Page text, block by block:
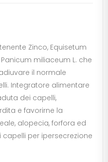
Zinco, Equisetum
miliaceum L. che
il normale
Integratore alimentare
dei capelli,
e favorirne la
alopecia, forfora ed
per ipersecrezione